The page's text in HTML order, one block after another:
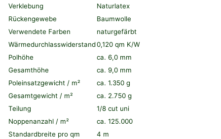
Verklebung
Naturlatex
Rückengewebe
Baumwolle
Verwendete Farben
naturgefärbt
Wärmedurchlasswiderstand0,120 qm K/W
Polhöhe
ca. 6,0 mm
Gesamthöhe
ca. 9,0 mm
Poleinsatzgewicht / m²
ca. 1.350 g
Gesamtgewicht / m²
ca. 2.750 g
Teilung
1/8 cut uni
Noppenanzahl / m²
ca. 125.000
Standardbreite pro qm
4 m